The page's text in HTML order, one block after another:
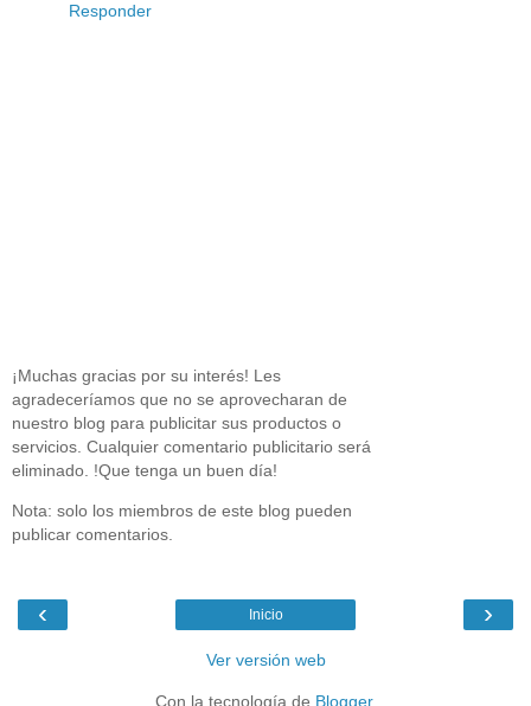
Responder
¡Muchas gracias por su interés! Les
agradeceríamos que no se aprovecharan de
nuestro blog para publicitar sus productos o
servicios. Cualquier comentario publicitario será
eliminado. !Que tenga un buen día!
Nota: solo los miembros de este blog pueden
publicar comentarios.
‹ ›
Inicio
Ver versión web
Con la tecnología de Blogger.